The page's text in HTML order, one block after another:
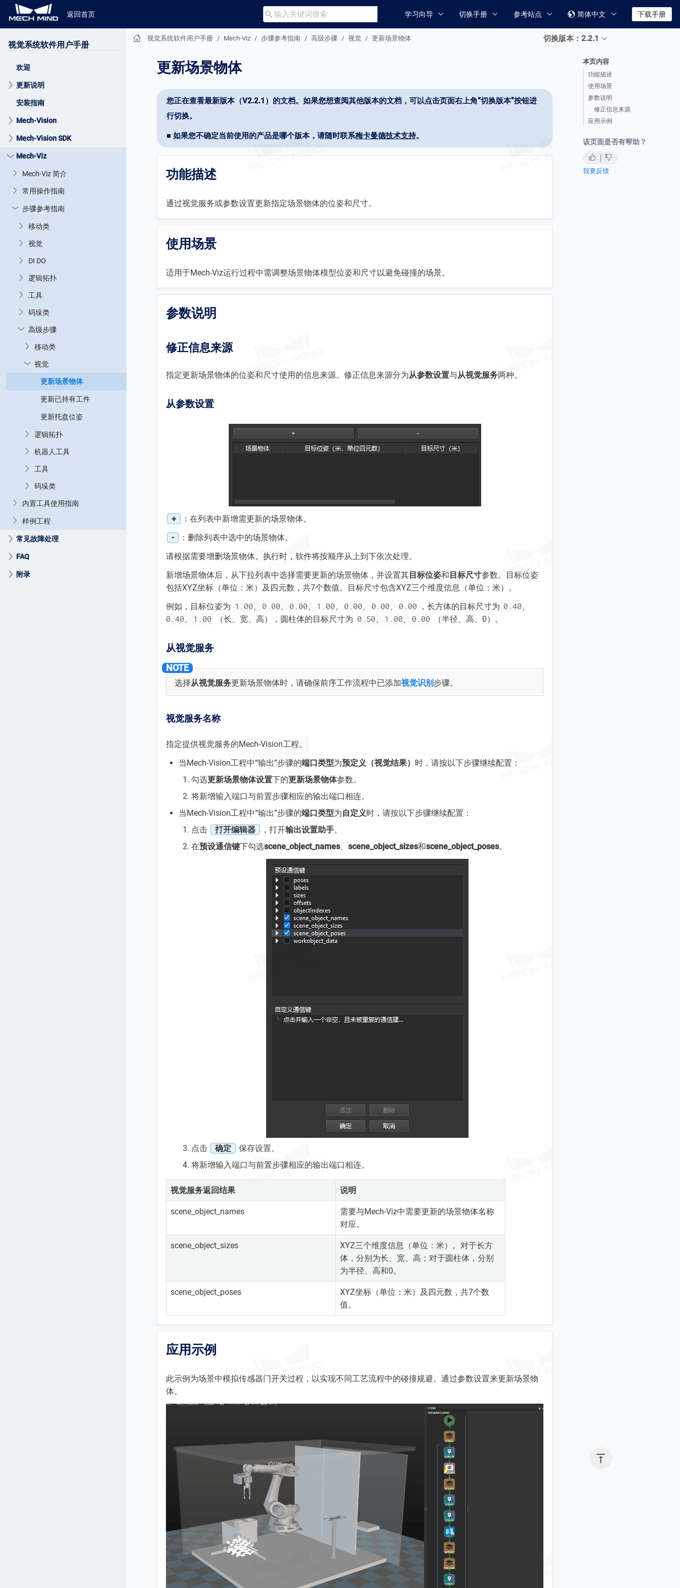
返回首页  学习向导 切换手册 参考站点  简体中文 下载手册
视觉系统软件用户手册
欢迎
更新说明
安装指南
Mech-Vision
Mech-Vision SDK
Mech-Viz
Mech-Viz 简介
常用操作指南
步骤参考指南
移动类
视觉
DI DO
逻辑拓扑
工具
码垛类
高级步骤
移动类
视觉
更新场景物体
更新已持有工件
更新托盘位姿
逻辑拓扑
机器人工具
工具
码垛类
内置工具使用指南
样例工程
常见故障处理
FAQ
附录
视觉系统软件用户手册 Mech-Viz 步骤参考指南 高级步骤 视觉 更新场景物体 切换版本：2.2.1
本页内容
功能描述
使用场景
参数说明
修正信息来源
应用示例
该页面是否有帮助？
我要反馈

更新场景物体
您正在查看最新版本（V2.2.1）的文档。如果您想查阅其他版本的文档，可以点击页面右上角“切换版本”按钮进
行切换。
■ 如果您不确定当前使用的产品是哪个版本，请随时联系梅卡曼德技术支持。
功能描述
通过视觉服务或参数设置更新指定场景物体的位姿和尺寸。
使用场景
适用于Mech-Viz运行过程中需调整场景物体模型位姿和尺寸以避免碰撞的场景。
参数说明
修正信息来源
指定更新场景物体的位姿和尺寸使用的信息来源。修正信息来源分为从参数设置与从视觉服务两种。
从参数设置
+
：在列表中新增需更新的场景物体。
-
：删除列表中选中的场景物体。
请根据需要增删场景物体。执行时，软件将按顺序从上到下依次处理。
新增场景物体后，从下拉列表中选择需要更新的场景物体，并设置其 目标位姿和 目标尺寸参数。目标位姿
包括XYZ坐标（单位：米）及四元数，共7个数值。目标尺寸包含XYZ三个维度信息（单位：米）。
例如，目标位姿为 1.00, 0.00, 0.00, 1.00, 0.00, 0.00, 0.00 ，长方体的目标尺寸为 0.40,
0.40, 1.00
（长、宽、高），圆柱体的目标尺寸为 0.50, 1.00, 0.00 （半径、高、0）。
从视觉服务
选择从视觉服务更新场景物体时，请确保前序工作流程中已添加视觉识别 步骤。
视觉服务名称
指定提供视觉服务的Mech-Vision工程。
当Mech-Vision工程中“输出”步骤的端口类型为预定义（视觉结果） 时，请按以下步骤继续配置：
勾选更新场景物体设置下的更新场景物体参数。
将新增输入端口与前置步骤相应的输出端口相连。
当Mech-Vision工程中“输出”步骤的端口类型为自定义时，请按以下步骤继续配置：
点击
打开编辑器 ，打开输出设置助手。
在预设通信键下勾选scene_object_names、 scene_object_sizes和scene_object_poses。
点击 确定
保存设置。
将新增输入端口与前置步骤相应的输出端口相连。
视觉服务返回结果 说明
scene_object_names
需要与Mech-Viz中需要更新的场景物体名称
对应。
scene_object_sizes
XYZ三个维度信息（单位：米）。对于长方
体，分别为长、宽、高；对于圆柱体，分别
为半径、高和0。
scene_object_poses
XYZ坐标（单位：米）及四元数，共7个数
值。
应用示例
此示例为场景中模拟传感器门开关过程，以实现不同工艺流程中的碰撞规避。通过参数设置来更新场景物
体。